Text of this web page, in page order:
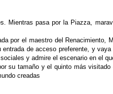
Mientras pasa por la Piazza,
por el maestro del Renacimiento,
de acceso preferente, y
y admire el escenario en el
su tamaño y el quinto más
creadas